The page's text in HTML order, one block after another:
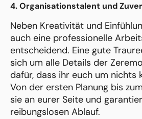
4. Organisationstalent und
Neben Kreativität und
auch eine professionelle
entscheidend. Eine gute
sich um alle Details der
dafür, dass ihr euch um nichts
Von der ersten Planung bis
sie an eurer Seite und
reibungslosen Ablauf.